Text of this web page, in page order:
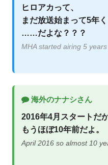
ヒロアカって、
まだ放送始まって5年
……だよな？？？
MHA started airing 5
海外のナナシさん
2016年4月スタートだか
もうほぼ10年前だよ。
April 2016 so almost 10